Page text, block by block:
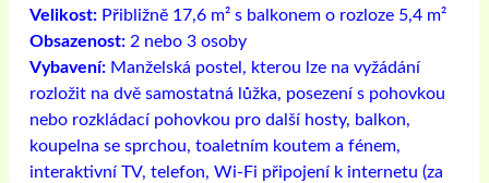
Velikost: Přibližně 17,6 m² s balkonem o rozloze 5,4 m²
Obsazenost: 2 nebo 3 osoby
Vybavení: Manželská postel, kterou lze na vyžádání
rozložit na dvě samostatná lůžka, posezení s pohovkou
nebo rozkládací pohovkou pro další hosty, balkon,
koupelna se sprchou, toaletním koutem a fénem, ​​
interaktivní TV, telefon, Wi-Fi připojení k internetu (za